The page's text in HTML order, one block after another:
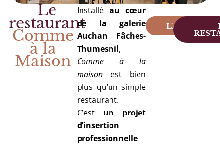
Le
restaurant
Comme
à la
Maison
Installé au cœur
de la galerie
Auchan Fâches-
Thumesnil,
Commeà la
maison
est bien
plus qu’un simple
restaurant.
C’est un projet
d’insertion
professionnelle
L'ACTION